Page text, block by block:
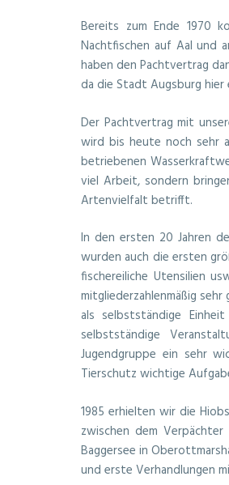
Bereits zum Ende 1970
Nachtfischen auf Aal und
haben den Pachtvertrag
da die Stadt Augsburg
Der Pachtvertrag mit
wird bis heute noch sehr
betriebenen
viel Arbeit, sondern
Artenvielfalt betrifft.
In den ersten 20 Jahren
wurden auch die ersten
fischereiliche Utensilien
mitgliederzahlenmäßig
als selbstständige
selbstständige
Jugendgruppe ein sehr
Tierschutz wichtige
1985 erhielten wir die
zwischen dem
Baggersee in
und erste Verhandlungen